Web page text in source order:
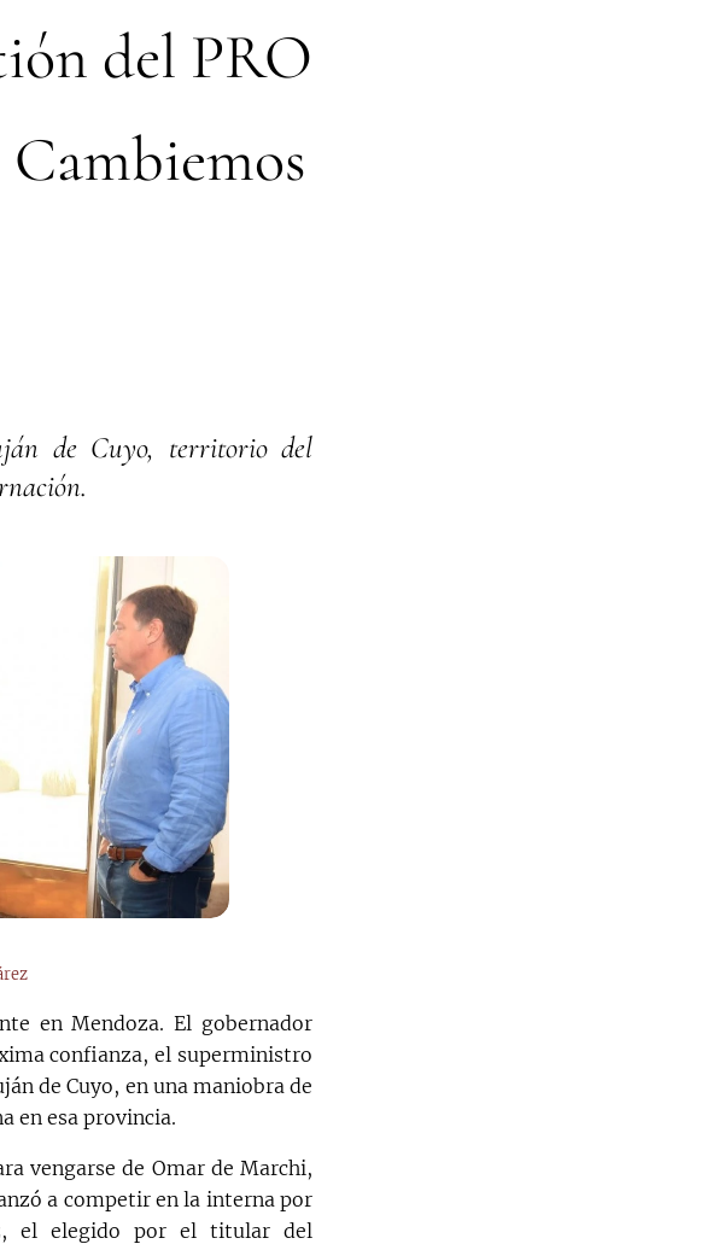
del PRO
de Cuyo, territorio del
en Mendoza. El gobernador
confianza, el superministro
de Cuyo, en una maniobra de
en esa provincia.
vengarse de Omar de Marchi,
a competir en la interna por
el elegido por el titular del